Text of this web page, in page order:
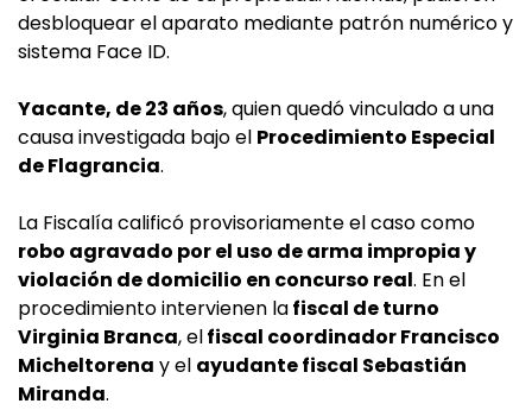
desbloquear el aparato mediante patrón numérico y
sistema Face ID.
Yacante, de 23 años, quien quedó vinculado a una
causa investigada bajo el Procedimiento Especial
de Flagrancia.
La Fiscalía calificó provisoriamente el caso como
robo agravado por el uso de arma impropia y
violación de domicilio en concurso real. En el
procedimiento intervienen lafiscal de turno
Virginia Branca, elfiscal coordinador Francisco
Micheltorena y el ayudante fiscal Sebastián
Miranda.